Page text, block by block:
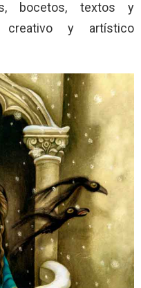
bocetos, textos y
creativo y artístico